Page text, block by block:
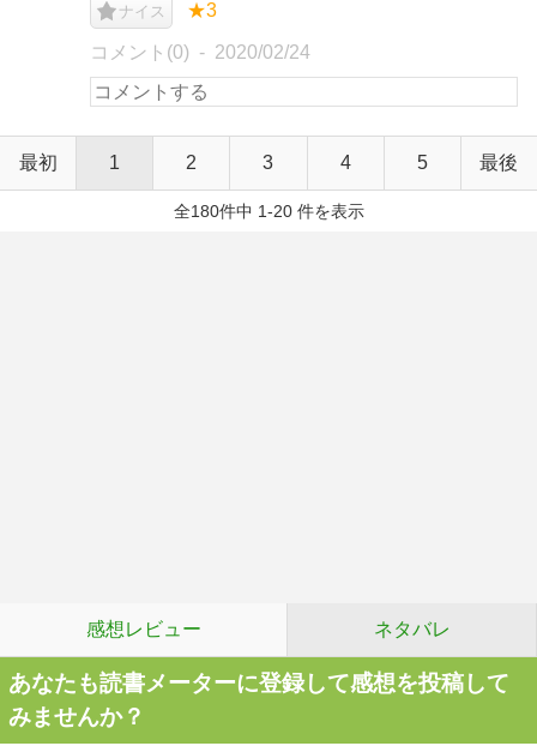
ナイス ★3
コメント(0) 2020/02/24
最初 1 2 3 4 5 最後
全180件中 1-20 件を表示
感想レビュー ネタバレ
あなたも読書メーターに登録して感想を投稿して
みませんか？